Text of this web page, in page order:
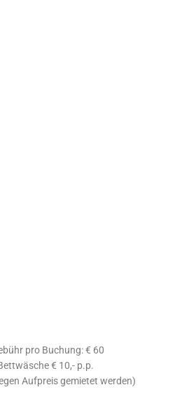
pro Buchung: € 60
€ 10,- p.p.
Aufpreis gemietet werden)